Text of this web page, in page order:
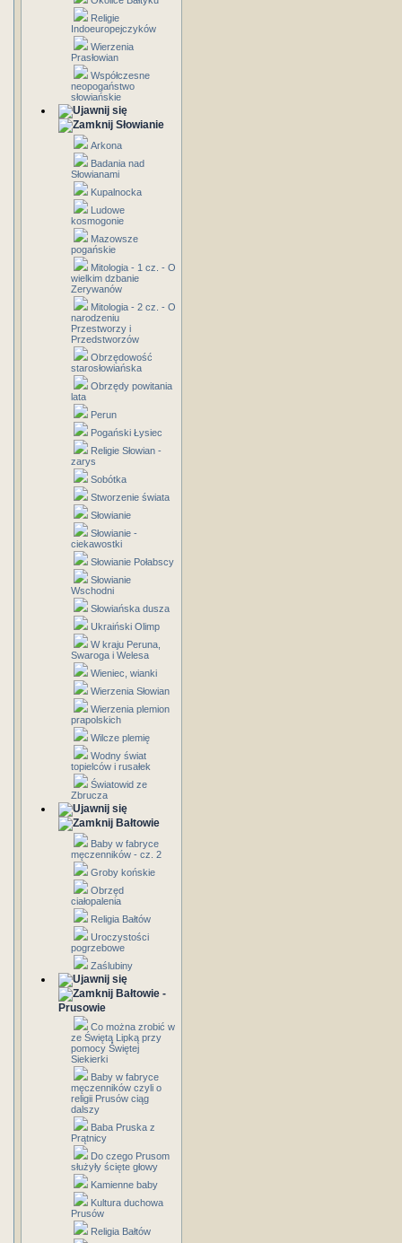
Religie
Indoeuropejczyków
Wierzenia
Prasłowian
Współczesne
neopogaństwo
słowiańskie
Słowianie
Arkona
Badania nad
Słowianami
Kupalnocka
Ludowe
kosmogonie
Mazowsze
pogańskie
Mitologia - 1 cz. - O
wielkim dzbanie
Zerywanów
Mitologia - 2 cz. - O
narodzeniu
Przestworzy i
Przedstworzów
Obrzędowość
starosłowiańska
Obrzędy powitania
lata
Perun
Pogański Łysiec
Religie Słowian -
zarys
Sobótka
Stworzenie świata
Słowianie
Słowianie -
ciekawostki
Słowianie Połabscy
Słowianie
Wschodni
Słowiańska dusza
Ukraiński Olimp
W kraju Peruna,
Swaroga i Welesa
Wieniec, wianki
Wierzenia Słowian
Wierzenia plemion
prapolskich
Wilcze plemię
Wodny świat
topielców i rusałek
Światowid ze
Zbrucza
Bałtowie
Baby w fabryce
męczenników - cz. 2
Groby końskie
Obrzęd
ciałopalenia
Religia Bałtów
Uroczystości
pogrzebowe
Zaślubiny
Bałtowie -
Prusowie
Co można zrobić w
ze Świętą Lipką przy
pomocy Świętej
Siekierki
Baby w fabryce
męczenników czyli o
religii Prusów ciąg
dalszy
Baba Pruska z
Prątnicy
Do czego Prusom
służyły ścięte głowy
Kamienne baby
Kultura duchowa
Prusów
Religia Bałtów